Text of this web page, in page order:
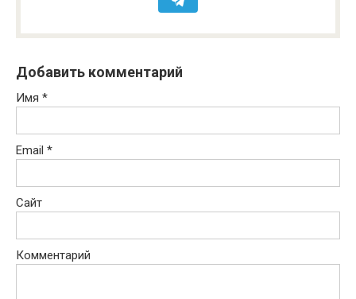
Добавить комментарий
Имя *
Email *
Сайт
Комментарий